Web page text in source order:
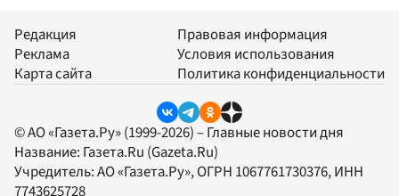
Редакция
Реклама
Карта сайта
Правовая информация
Условия использования
Политика конфиденциальности
© АО «Газета.Ру» (1999-2026) – Главные новости дня
Название: Газета.Ru (Gazeta.Ru)
Учредитель:АО «Газета.Ру», ОГРН 1067761730376, ИНН
7743625728